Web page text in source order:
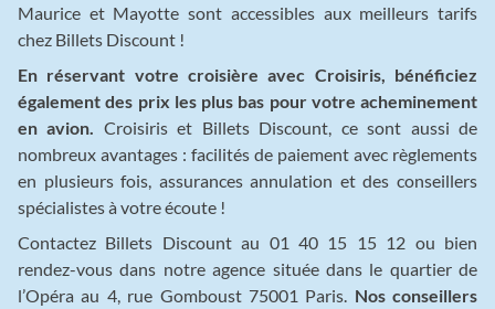
Maurice et Mayotte sont accessibles aux meilleurs tarifs
chez Billets Discount !
En réservant votre croisière avec Croisiris, bénéficiez
également des prix les plus bas pour votre acheminement
en avion.
Croisiris et Billets Discount, ce sont aussi de
nombreux avantages : facilités de paiement avec règlements
en plusieurs fois, assurances annulation et des conseillers
spécialistes à votre écoute !
Contactez Billets Discount au 01 40 15 15 12 ou bien
rendez-vous dans notre agence située dans le quartier de
l’Opéra au 4, rue Gomboust 75001 Paris. Nos conseillers